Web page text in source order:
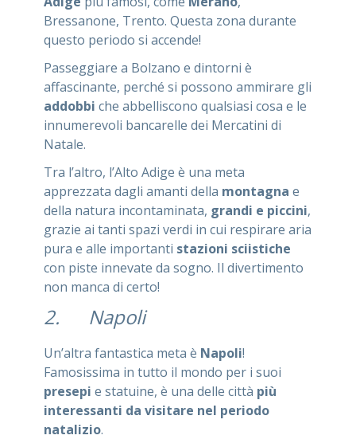
Bressanone, Trento. Questa zona durante
questo periodo si accende!
Passeggiare a Bolzano e dintorni è
affascinante, perché si possono ammirare gli
addobbi che abbelliscono qualsiasi cosa e le
innumerevoli bancarelle dei Mercatini di
Natale.
Tra l’altro, l’Alto Adige è una meta
apprezzata dagli amanti della montagna e
della natura incontaminata, grandi e piccini,
grazie ai tanti spazi verdi in cui respirare aria
pura e alle importanti stazioni sciistiche
con piste innevate da sogno. Il divertimento
non manca di certo!
2. Napoli
Un’altra fantastica meta è Napoli!
Famosissima in tutto il mondo per i suoi
presepi e statuine, è una delle città più
interessanti da visitare nel periodo
natalizio.